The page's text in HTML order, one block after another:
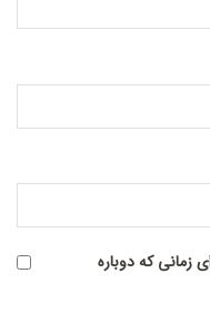
زمانی که دوباره